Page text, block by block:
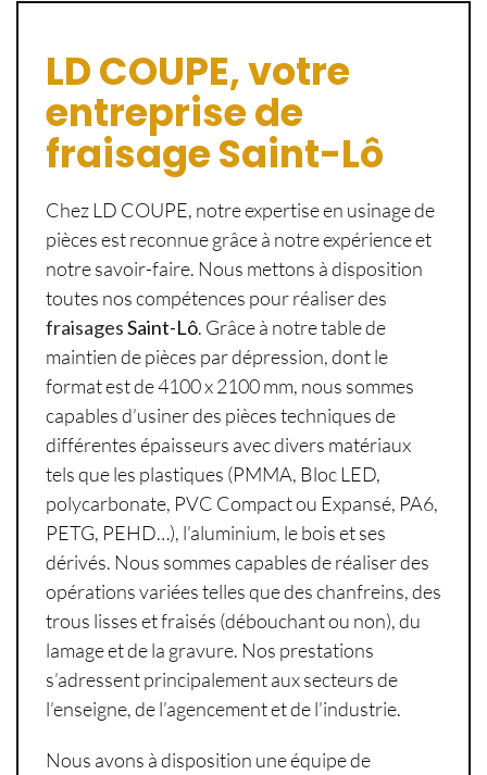
LD COUPE, votre
entreprise de
fraisage Saint-Lô
Chez LD COUPE, notre expertise en usinage de
pièces est reconnue grâce à notre expérience et
notre savoir-faire. Nous mettons à disposition
toutes nos compétences pour réaliser des
fraisagesSaint-Lô. Grâce à notre table de
maintien de pièces par dépression, dont le
format est de 4100 x 2100 mm, nous sommes
capables d’usiner des pièces techniques de
différentes épaisseurs avec divers matériaux
tels que les plastiques (PMMA, Bloc LED,
polycarbonate, PVC Compact ou Expansé, PA6,
PETG, PEHD…), l’aluminium, le bois et ses
dérivés. Nous sommes capables de réaliser des
opérations variées telles que des chanfreins, des
trous lisses et fraisés (débouchant ou non), du
lamage et de la gravure. Nos prestations
s’adressent principalement aux secteurs de
l’enseigne, de l’agencement et de l’industrie.
Nous avons à disposition une équipe de